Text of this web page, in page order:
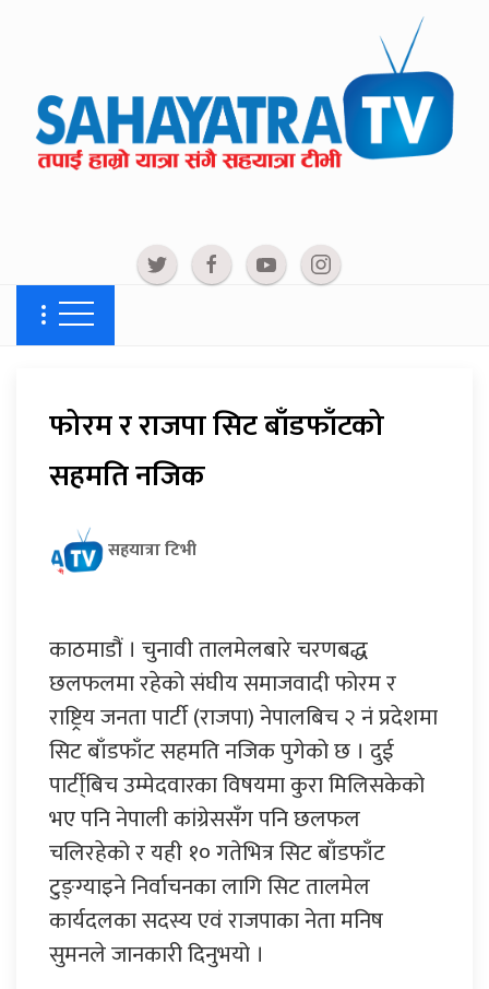
फोरम र राजपा सिट बाँडफाँटको
सहमति नजिक
सहयात्रा टिभी
काठमाडौं । चुनावी तालमेलबारे चरणबद्ध
छलफलमा रहेको संघीय समाजवादी फोरम र
राष्ट्रिय जनता पार्टी (राजपा) नेपालबिच २ नं प्रदेशमा
सिट बाँडफाँट सहमति नजिक पुगेको छ । दुई
पार्टी्बिच उम्मेदवारका विषयमा कुरा मिलिसकेको
भए पनि नेपाली कांग्रेससँग पनि छलफल
चलिरहेको र यही १० गतेभित्र सिट बाँडफाँट
टुङ्ग्याइने निर्वाचनका लागि सिट तालमेल
कार्यदलका सदस्य एवं राजपाका नेता मनिष
सुमनले जानकारी दिनुभयो ।